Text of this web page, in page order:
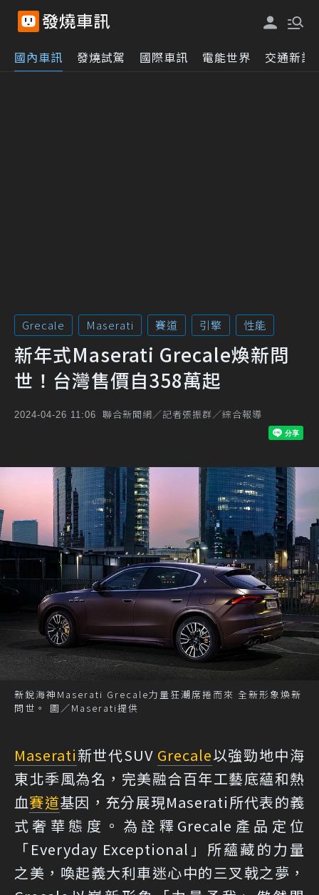
國內車訊 發燒試駕 國際車訊 電能世界 交通新訊
Grecale Maserati 賽道 引擎 性能
新年式Maserati Grecale煥新問
世！台灣售價自358萬起
2024-04-26 11:06 聯合新聞網／記者張振群／綜合報導
新銳海神Maserati Grecale力量狂潮席捲而來 全新形象煥新
問世。 圖／Maserati提供
Maserati新世代SUV Grecale以強勁地中海
東北季風為名，完美融合百年工藝底蘊和熱
血賽道基因，充分展現Maserati所代表的義
式奢華態度。為詮釋Grecale產品定位
「Everyday Exceptional」所蘊藏的力量
之美，喚起義大利車迷心中的三叉戟之夢，